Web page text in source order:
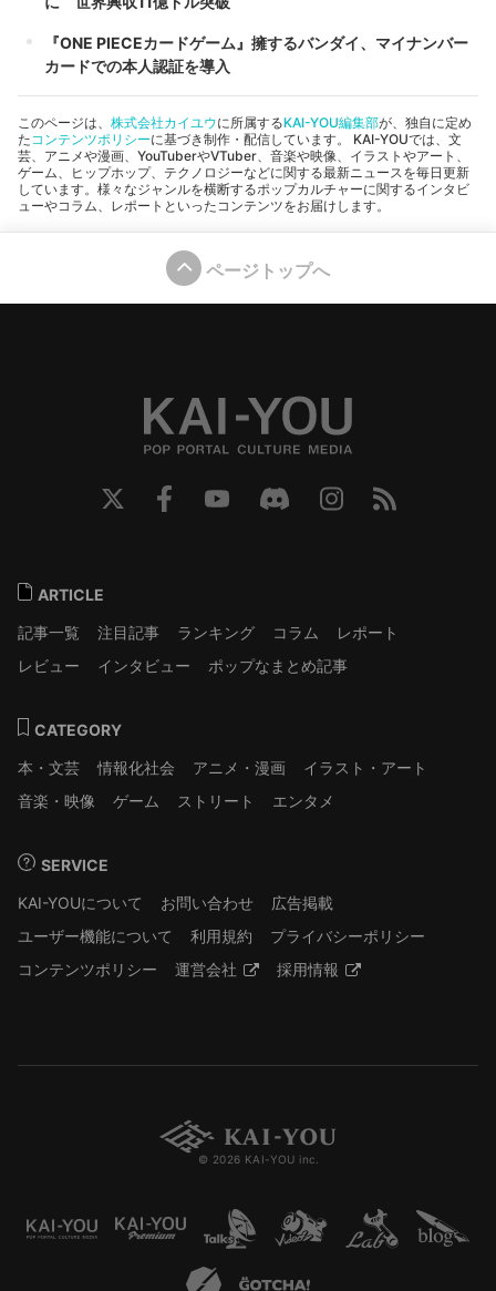
『ONE PIECEカードゲーム』擁するバンダイ、マイナンバー
カードでの本人認証を導入
このページは、 株式会社カイユウに所属するKAI-YOU編集部が、独自に定め
たコンテンツポリシーに基づき制作・配信しています。 KAI-YOUでは、文
芸、アニメや漫画、YouTuberやVTuber、音楽や映像、イラストやアート、
ゲーム、ヒップホップ、テクノロジーなどに関する最新ニュースを毎日更新
しています。様々なジャンルを横断するポップカルチャーに関するインタビ
ューやコラム、レポートといったコンテンツをお届けします。
ページトップへ
ARTICLE
記事一覧
注目記事 ランキング コラム
レポート
レビュー
インタビュー ポップなまとめ記事
CATEGORY
本・文芸
情報化社会 アニメ・漫画
イラスト・アート
音楽・映像
ゲーム ストリート エンタメ
SERVICE
KAI-YOUについて
お問い合わせ
広告掲載
ユーザー機能について
利用規約
プライバシーポリシー
コンテンツポリシー
運営会社 採用情報
© 2026 KAI-YOU inc.